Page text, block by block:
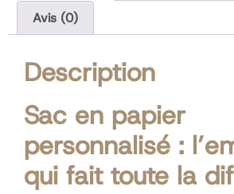
Avis (0)
Description
Sac en papier
personnalisé :
qui fait toute la